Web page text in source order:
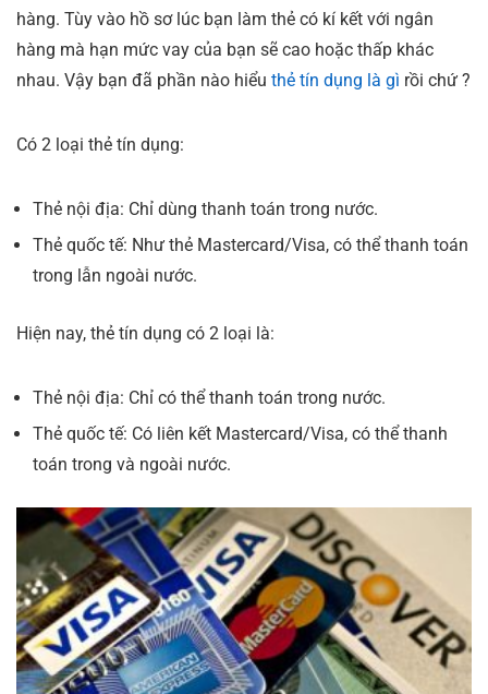
hàng. Tùy vào hồ sơ lúc bạn làm thẻ có kí kết với ngân
hàng mà hạn mức vay của bạn sẽ cao hoặc thấp khác
nhau. Vậy bạn đã phần nào hiểu thẻ tín dụng là gì rồi chứ ?
Có 2 loại thẻ tín dụng:
Thẻ nội địa: Chỉ dùng thanh toán trong nước.
Thẻ quốc tế: Như thẻ Mastercard/Visa, có thể thanh toán
trong lẫn ngoài nước.
Hiện nay, thẻ tín dụng có 2 loại là:
Thẻ nội địa: Chỉ có thể thanh toán trong nước.
Thẻ quốc tế: Có liên kết Mastercard/Visa, có thể thanh
toán trong và ngoài nước.